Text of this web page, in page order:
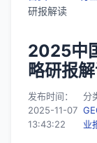
研报解读
2025中
略研报
发布时间：
2025-11-07
13:43:22
分
业